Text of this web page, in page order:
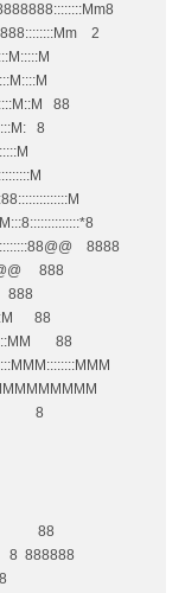
2
88
8
8888
888
888
88
88
8
88
8 888888